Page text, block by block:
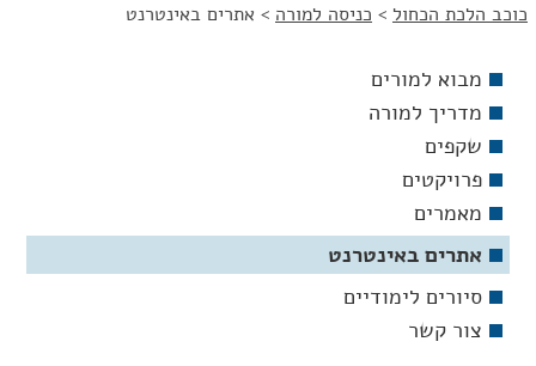
כוכב הלכת הכחול > כניסה למורה > אתרים באינטרנט
מבוא למורים
מדריך למורה
שקפים
פרויקטים
מאמרים
אתרים באינטרנט
סיורים לימודיים
צור קשר